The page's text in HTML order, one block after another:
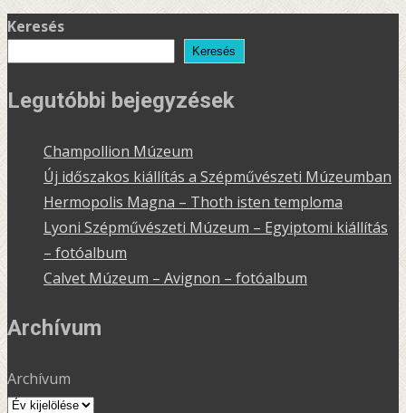
Keresés
Keresés
Legutóbbi bejegyzések
Champollion Múzeum
Új időszakos kiállítás a Szépművészeti Múzeumban
Hermopolis Magna – Thoth isten temploma
Lyoni Szépművészeti Múzeum – Egyiptomi kiállítás
– fotóalbum
Calvet Múzeum – Avignon – fotóalbum
Archívum
Archívum